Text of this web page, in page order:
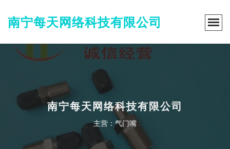
南宁每天网络科技有限公司
南宁每天网络科技有限公司
主营：气门嘴